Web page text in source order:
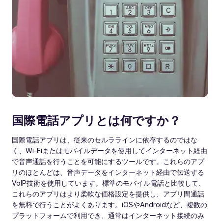
国際電話アプリとは何ですか？
国際電話アプリは、従来のセルララインに依存するのではな
く、Wi-Fiまたはモバイルデータを使用してインターネット経由
で音声通話を行うことを可能にするツールです。これらのアプ
リのほとんどは、音声データをインターネット経由で伝送する
VoIP技術を使用しています。標準のモバイル電話と比較して、
これらのアプリはより柔軟な価格設定を提供し、アプリ間通話
を無料で行うことがよくあります。iOSやAndroidなど、複数の
プラットフォームで利用でき、通常はインターネット接続のみ